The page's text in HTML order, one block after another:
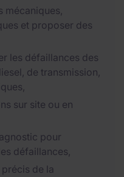
mécaniques,
et proposer des
les défaillances des
de transmission,
sur site ou en
pour
défaillances,
de la